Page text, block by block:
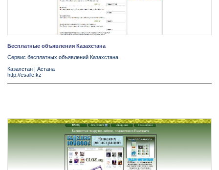
Бесплатные объявления Казахстана
Сервис бесплатных объявлений Казахстана
Казахстан | Астана
http://esalle.kz